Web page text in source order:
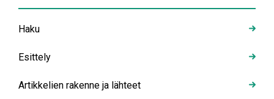
Haku
Esittely
Artikkelien rakenne ja lähteet